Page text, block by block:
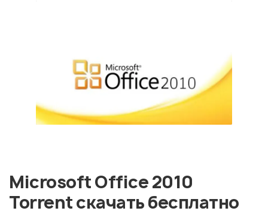
Microsoft Office 2010
Torrent скачать бесплатно